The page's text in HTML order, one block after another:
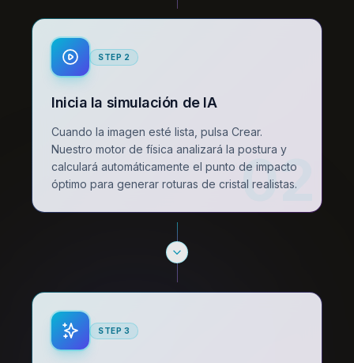
02
STEP 2
Inicia la simulación de IA
Cuando la imagen esté lista, pulsa Crear.
Nuestro motor de física analizará la postura y
calculará automáticamente el punto de impacto
óptimo para generar roturas de cristal realistas.
STEP 3